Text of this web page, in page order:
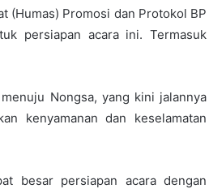
(Humas) Promosi dan Protokol BP
persiapan acara ini. Termasuk
Nongsa, yang kini jalannya
kenyamanan dan keselamatan
besar persiapan acara dengan